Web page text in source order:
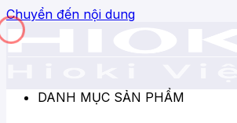
Chuyển đến nội dung
DANH MỤC SẢN PHẨM